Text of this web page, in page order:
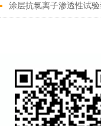
涂层抗氯离子渗透性试